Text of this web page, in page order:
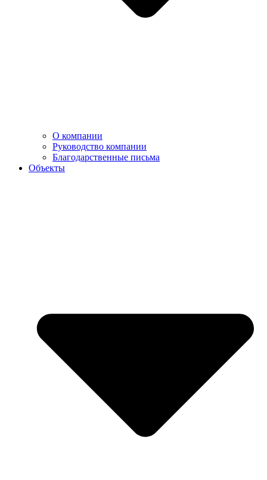
О компании
Руководство компании
Благодарственные письма
Объекты